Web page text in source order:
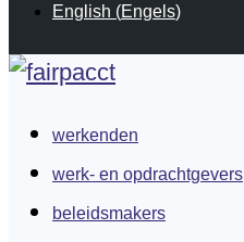
English (Engels)
werkenden
werk- en opdrachtgevers
beleidsmakers